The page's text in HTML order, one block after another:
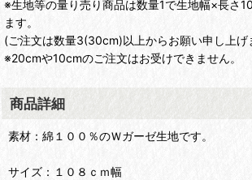
※生地等の量り売り商品は数量1で生地幅×長さ
ます。
(ご注文は数量3(30cm)以上からお願い申し上げ
※20cmや10cmのご注文はお受けできません。
商品詳細
素材：綿１００％のＷガーゼ生地です。
サイズ：１０８ｃｍ幅